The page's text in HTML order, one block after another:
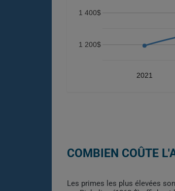
2021
1 200$
1 400$
COMBIEN COÛTE
Les primes les plus élevées